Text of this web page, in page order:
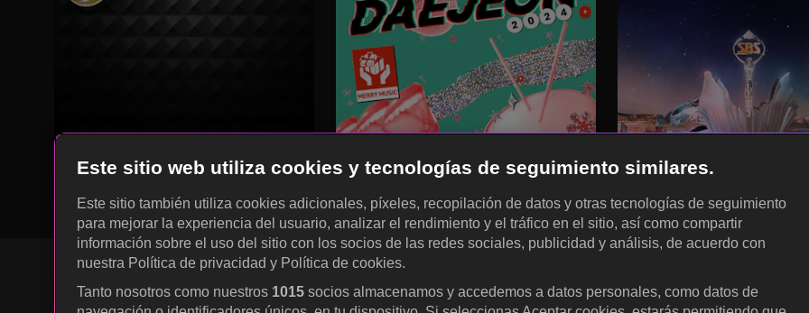
Este sitio web utiliza cookies y tecnologías de seguimiento similares.
Este sitio también utiliza cookies adicionales, píxeles, recopilación de datos y otras tecnologías de seguimiento
para mejorar la experiencia del usuario, analizar el rendimiento y el tráfico en el sitio, así como compartir
información sobre el uso del sitio con los socios de las redes sociales, publicidad y análisis, de acuerdo con
nuestra Política de privacidad y Política de cookies.
Tanto nosotros como nuestros 1015 socios almacenamos y accedemos a datos personales, como datos de